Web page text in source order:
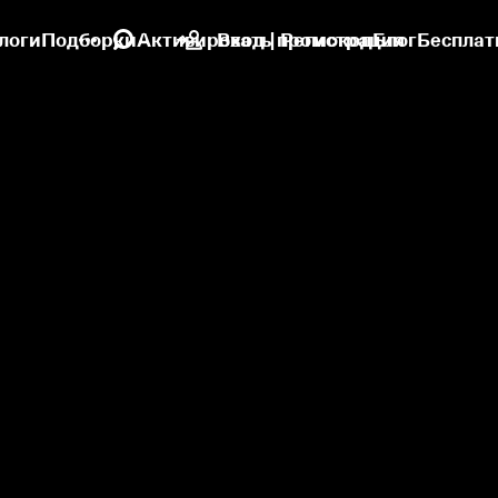
ПодборкиАктивировать промокодБлог
Вход | Регистрация